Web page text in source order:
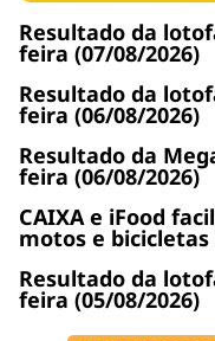
Resultado da
feira (07/08/2026)
Resultado da
feira (06/08/2026)
Resultado da
feira (06/08/2026)
CAIXA e iFood
motos e
Resultado da
feira (05/08/2026)